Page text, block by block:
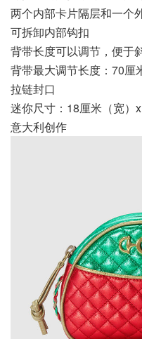
两个内部卡片隔层和一个
可拆卸内部钩扣
背带长度可以调节，便于
背带最大调节长度：70厘
拉链封口
迷你尺寸：18厘米（宽）
意大利创作